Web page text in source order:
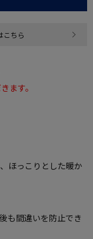
こちら
ます。
ほっこりとした暖か
も間違いを防止でき